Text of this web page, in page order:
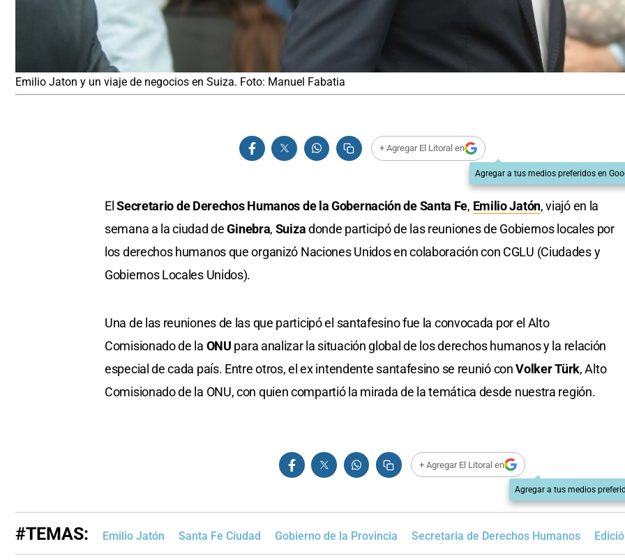
Emilio Jaton y un viaje de negocios en Suiza. Foto: Manuel Fabatia
+ Agregar El Litoral en
Agregar a tus medios preferidos en
ElSecretario de Derechos Humanos de la Gobernación de Santa Fe, Emilio Jatón, viajó en la
semana a la ciudad deGinebra, Suizadonde participó de las reuniones de Gobiernos locales por
los derechos humanos que organizó Naciones Unidos en colaboración con CGLU (Ciudades y
Gobiernos Locales Unidos).
Una de las reuniones de las que participó el santafesino fue la convocada por el Alto
Comisionado de la ONU para analizar la situación global de los derechos humanos y la relación
especial de cada país. Entre otros, el ex intendente santafesino se reunió conVolker Türk, Alto
Comisionado de la ONU, con quien compartió la mirada de la temática desde nuestra región.
+ Agregar El Litoral en
Agregar a tus medios
#TEMAS: Emilio Jatón Santa Fe Ciudad Gobierno de la Provincia Secretaria de Derechos Humanos